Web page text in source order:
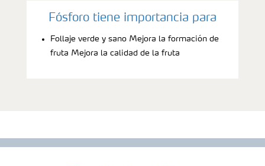
Fósforo tiene importancia para
Follaje verde y sano Mejora la formación de
fruta Mejora la calidad de la fruta